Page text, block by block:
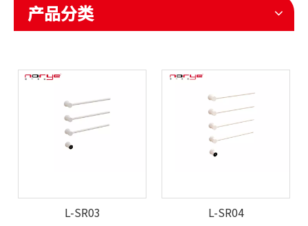
产品分类
L-SR03 L-SR04